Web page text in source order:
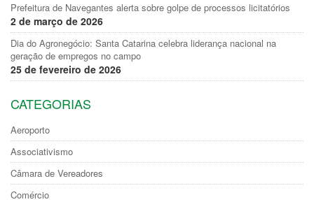
Prefeitura de Navegantes alerta sobre golpe de processos licitatórios
2 de março de 2026
Dia do Agronegócio: Santa Catarina celebra liderança nacional na
geração de empregos no campo
25 de fevereiro de 2026
CATEGORIAS
Aeroporto
Associativismo
Câmara de Vereadores
Comércio